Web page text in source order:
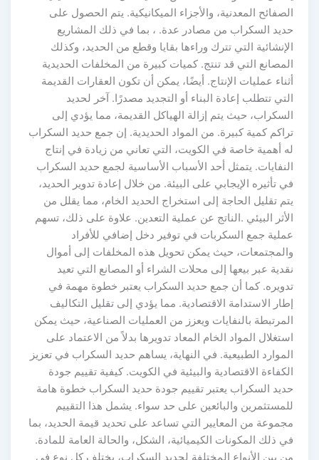
الصفائح المعدنية، والأجزاء الميكانيكية. يتم الحصول على
حديد السكراب من مصادر عدة. ، بما في ذلك المشاريع
الإنشائية التي تترك وراءها بقايا وقطع من الحديد، وكذلك
المصانع التي قد تنتج. كميات كبيرة من المخلفات الحديدية
أثناء عمليات الإنتاج. أيضًا، يمكن أن تكون العقارات القديمة
التي تتطلب إعادة البناء أو التجديد مصدرًا. آخر لحديد
السكراب، حيث يتم إزالة الهياكل القديمة، مما يؤدي إلى
تراكم كمية كبيرة. من المواد الحديدية. إن جمع حديد السكراب
له أهمية خاصة في الكويت، التي تعاني من زيادة في إنتاج
النفايات. يتمثل أحد الأسباب الأساسية لجمع حديد السكراب
في تأثيره الإيجابي على البيئة. من خلال إعادة تدوير الحديد،
يتم تقليل الحاجة إلى استخراج الحديد الخام، مما يقلل من
الأثر البيئي .الناتج عن عملية التعدين. علاوة على ذلك، تسهم
عملية جمع السكربات في توفير دخل إضافي للأفراد
والمجتمعات، حيث يمكن تحويل هذه المخلفات إلى أموال
نقدية عبر بيعها إلى محلات الشراء أو المصانع التي تعيد
تدويره. كما أن جمع حديد السكراب يعتبر خطوة مهمة في
إطار الاستدامة الاقتصادية. مما يؤدي إلى تقليل التكاليف
المرتبطة بالنفايات ويعزز من العمليات الصناعية، حيث يمكن
استغلال المواد الخام المعاد تدويرها بدلاً من الاعتماد على
الموارد الطبيعية. في النهاية، يساهم حديد السكراب في تعزيز
الكفاءة الاقتصادية والبيئية في الكويت. كيفية تقييم جودة
حديد السكراب يعتبر تقييم جودة حديد السكراب خطوة هامة
للمستثمرين والبائعين على حد سواء. يشمل هذا التقييم
مجموعة من المعايير التي تساعد على تحديد قيمة الحديد، بما
في ذلك المكونات الكيميائية، الشكل، والحالة العامة للمادة.
من بين الأنواع المختلفة لحديد السكراب، يختلف كل نوع في